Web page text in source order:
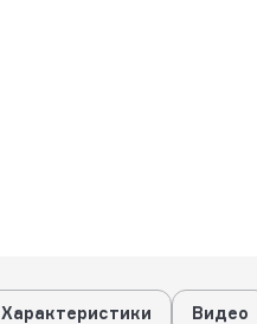
Характеристики Видео